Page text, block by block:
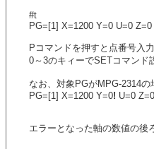
#t
PG=[1] X=1200 Y=0 U=0
Pコマンドを押すと点番号入
0～3のキィーでSETコマンド
なお、対象PGがMPG-2314
PG=[1] X=1200 Y=0! U=0
エラーとなった軸の数値の後